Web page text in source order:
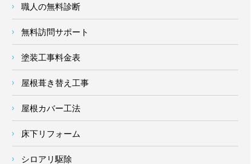
職人の無料診断
無料訪問サポート
塗装工事料金表
屋根葺き替え工事
屋根カバー工法
床下リフォーム
シロアリ駆除